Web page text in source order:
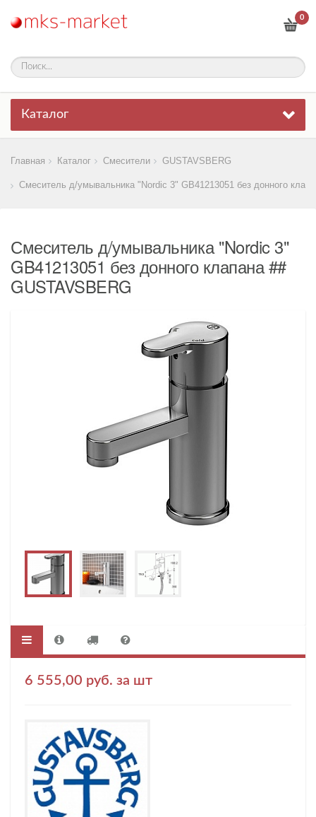
0
Каталог
Главная Каталог Смесители GUSTAVSBERG
Смеситель д/умывальника "Nordic 3" GB41213051 без донного
Смеситель д/умывальника "Nordic 3"
GB41213051 без донного клапана ##
GUSTAVSBERG
6 555,00 руб. за шт